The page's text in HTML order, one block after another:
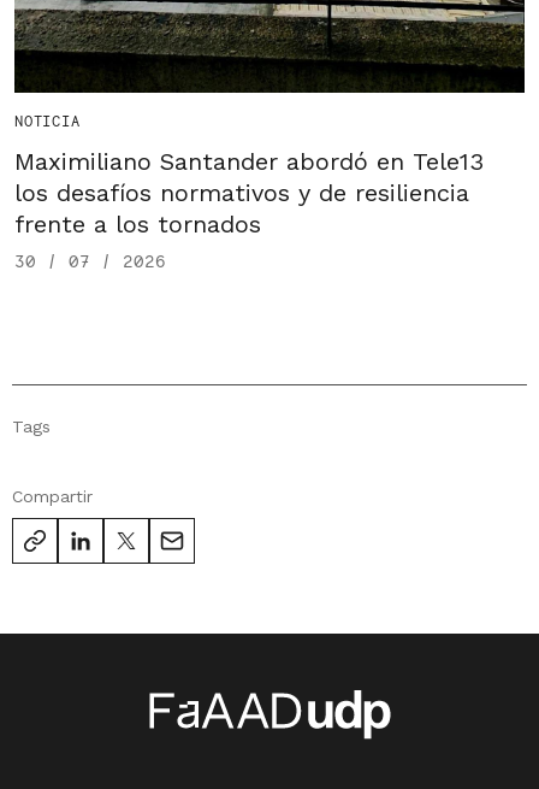
NOTICIA
Maximiliano Santander abordó en Tele13
los desafíos normativos y de resiliencia
frente a los tornados
30 / 07 / 2026
Compartir
Tags